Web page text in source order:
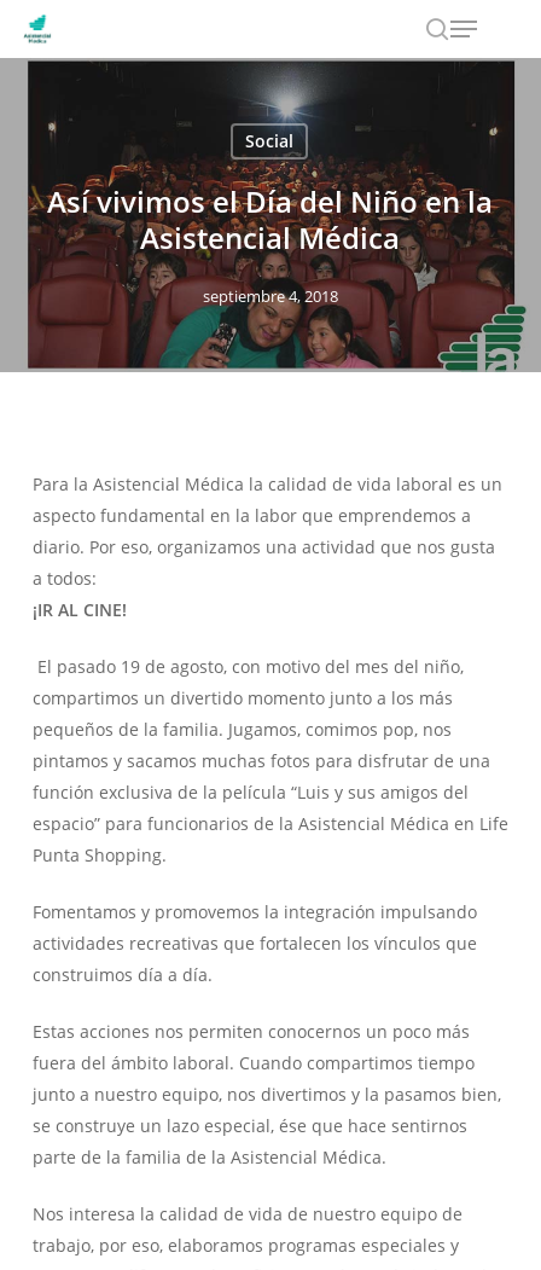
search
Menu
Social
Así vivimos el Día del Niño en la
Asistencial Médica
septiembre 4, 2018
Para la Asistencial Médica la calidad de vida laboral es un
aspecto fundamental en la labor que emprendemos a
diario. Por eso, organizamos una actividad que nos gusta
a todos:
¡IR AL CINE!
El pasado 19 de agosto, con motivo del mes del niño,
compartimos un divertido momento junto a los más
pequeños de la familia. Jugamos, comimos pop, nos
pintamos y sacamos muchas fotos para disfrutar de una
función exclusiva de la película “Luis y sus amigos del
espacio” para funcionarios de la Asistencial Médica en Life
Punta Shopping.
Fomentamos y promovemos la integración impulsando
actividades recreativas que fortalecen los vínculos que
construimos día a día.
Estas acciones nos permiten conocernos un poco más
fuera del ámbito laboral. Cuando compartimos tiempo
junto a nuestro equipo, nos divertimos y la pasamos bien,
se construye un lazo especial, ése que hace sentirnos
parte de la familia de la Asistencial Médica.
Nos interesa la calidad de vida de nuestro equipo de
trabajo, por eso, elaboramos programas especiales y